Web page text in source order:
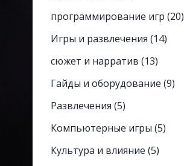
программирование игр (20)
Игры и развлечения (14)
сюжет и нарратив (13)
Гайды и оборудование (9)
Развлечения (5)
Компьютерные игры (5)
Культура и влияние (5)